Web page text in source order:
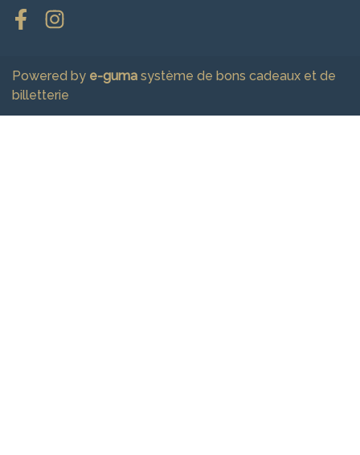
FacebookInstagram
Powered by e-guma système de bons cadeaux et de
billetterie